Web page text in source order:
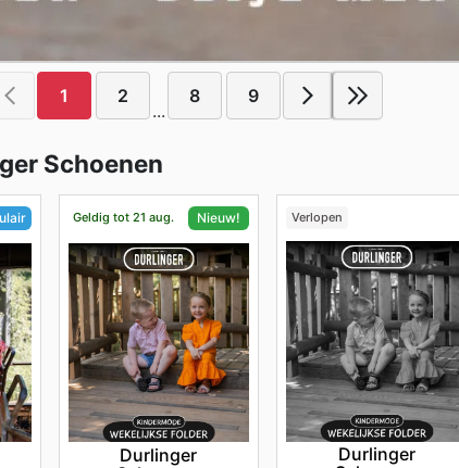
1 2
...
8 9
Schoenen
Geldig tot 21 aug. Nieuw!
Durlinger
Verlopen
Durlinger